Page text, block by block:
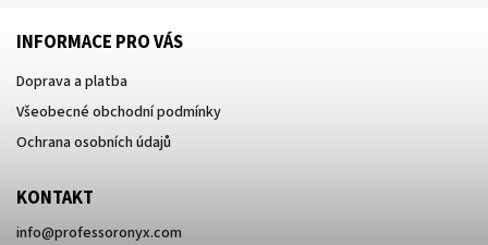
INFORMACE PRO VÁS
Doprava a platba
Všeobecné obchodní podmínky
Ochrana osobních údajů
KONTAKT
info@professoronyx.com